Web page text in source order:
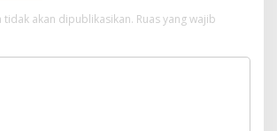
tidak akan dipublikasikan. Ruas yang wajib